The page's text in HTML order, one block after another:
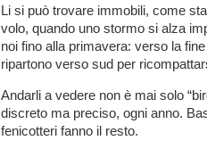
Li si può trovare immobili, come
volo, quando uno stormo si alza
noi fino alla primavera: verso la
ripartono verso sud per
Andarli a vedere non è mai solo
discreto ma preciso, ogni anno.
fenicotteri fanno il resto.